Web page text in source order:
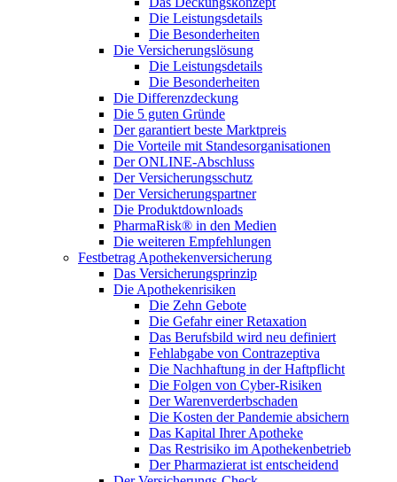
Die Leistungsdetails
Die Besonderheiten
Die Versicherungslösung
Die Leistungsdetails
Die Besonderheiten
Die Differenzdeckung
Die 5 guten Gründe
Der garantiert beste Marktpreis
Die Vorteile mit Standesorganisationen
Der ONLINE-Abschluss
Der Versicherungsschutz
Der Versicherungspartner
Die Produktdownloads
PharmaRisk® in den Medien
Die weiteren Empfehlungen
Festbetrag Apothekenversicherung
Das Versicherungsprinzip
Die Apothekenrisiken
Die Zehn Gebote
Die Gefahr einer Retaxation
Das Berufsbild wird neu definiert
Fehlabgabe von Contrazeptiva
Die Nachhaftung in der Haftpflicht
Die Folgen von Cyber-Risiken
Der Warenverderbschaden
Die Kosten der Pandemie absichern
Das Kapital Ihrer Apotheke
Das Restrisiko im Apothekenbetrieb
Der Pharmazierat ist entscheidend